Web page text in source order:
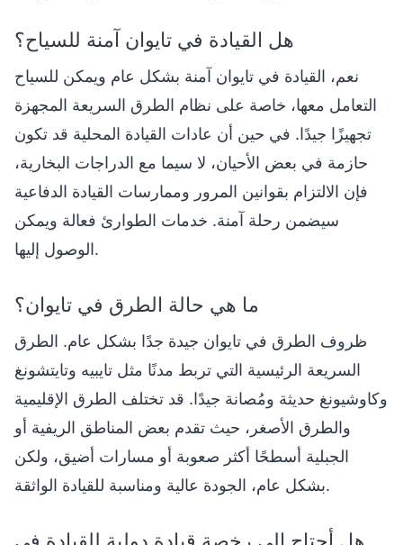
هل القيادة في تايوان آمنة للسياح؟
نعم، القيادة في تايوان آمنة بشكل عام ويمكن للسياح
التعامل معها، خاصة على نظام الطرق السريعة المجهزة
تجهيزًا جيدًا. في حين أن عادات القيادة المحلية قد تكون
حازمة في بعض الأحيان، لا سيما مع الدراجات البخارية،
فإن الالتزام بقوانين المرور وممارسات القيادة الدفاعية
سيضمن رحلة آمنة. خدمات الطوارئ فعالة ويمكن
الوصول إليها.
ما هي حالة الطرق في تايوان؟
ظروف الطرق في تايوان جيدة جدًا بشكل عام. الطرق
السريعة الرئيسية التي تربط مدنًا مثل تايبيه وتايتشونغ
وكاوشيونغ حديثة ومُصانة جيدًا. قد تختلف الطرق الإقليمية
والطرق الأصغر، حيث تقدم بعض المناطق الريفية أو
الجبلية أسطحًا أكثر صعوبة أو مسارات أضيق، ولكن
بشكل عام، الجودة عالية ومناسبة للقيادة الواثقة.
هل أحتاج إلى رخصة قيادة دولية للقيادة في